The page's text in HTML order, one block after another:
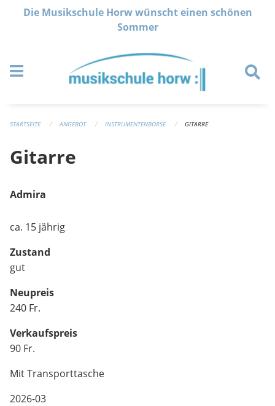
Navigation überspringen
Die Musikschule Horw wünscht einen schönen
Sommer
STARTSEITE ANGEBOT INSTRUMENTENBÖRSE GITARRE
Gitarre
Admira
ca. 15 jährig
Zustand
gut
Neupreis
240 Fr.
Verkaufspreis
90 Fr.
Mit Transporttasche
2026-03